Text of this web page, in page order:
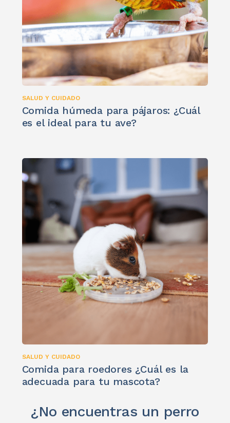
SALUD Y CUIDADO
Comida húmeda para pájaros: ¿Cuál
es el ideal para tu ave?
SALUD Y CUIDADO
Comida para roedores ¿Cuál es la
adecuada para tu mascota?
¿No encuentras un perro